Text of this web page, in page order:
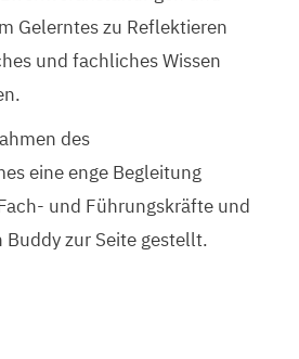
Gelerntes zu Reflektieren
und fachliches Wissen
des
eine enge Begleitung
und Führungskräfte und
zur Seite gestellt.